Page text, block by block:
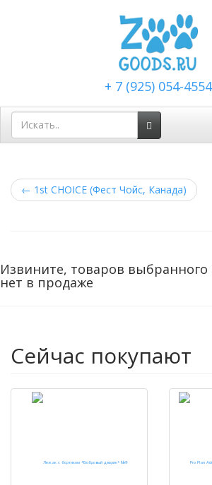
+ 7 (925) 054-4554
← 1st CHOICE (Фест Чойс, Канада)
Извините, товаров выбранного
нет в продаже
Сейчас покупают